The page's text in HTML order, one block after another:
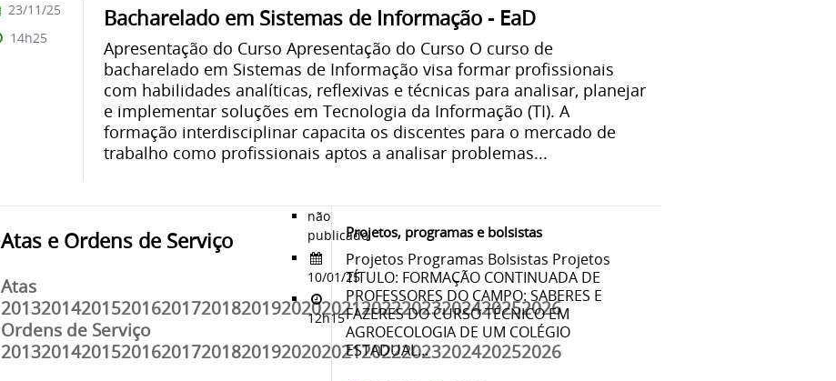
Bacharelado em Sistemas de Informação - EaD
Apresentação do Curso Apresentação do Curso O curso de
bacharelado em Sistemas de Informação visa formar profissionais
com habilidades analíticas, reflexivas e técnicas para analisar, planejar
e implementar soluções em Tecnologia da Informação (TI). A
formação interdisciplinar capacita os discentes para o mercado de
trabalho como profissionais aptos a analisar problemas...
23/11/25
14h25
Atas e Ordens de Serviço
Atas
20132014201520162017201820192020202120222023202420252026
Ordens de Serviço
20132014201520162017201820192020202120222023202420252026
não
publicado
10/01/25
12h15
Projetos, programas e bolsistas
Projetos Programas Bolsistas Projetos
TÍTULO: FORMAÇÃO CONTINUADA DE
PROFESSORES DO CAMPO: SABERES E
FAZERES DO CURSO TÉCNICO EM
AGROECOLOGIA DE UM COLÉGIO
ESTADUAL...